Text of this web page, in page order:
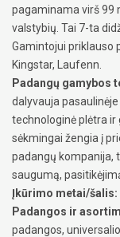
pagaminama virš 99
valstybių. Tai 7-ta
Gamintojui priklauso
Kingstar, Laufenn.
Padangų gamybos
dalyvauja
technologinė plėtra
sėkmingai žengia į
padangų kompanija,
saugumą,
Įkūrimo metai/šalis:
Padangos ir
padangos,